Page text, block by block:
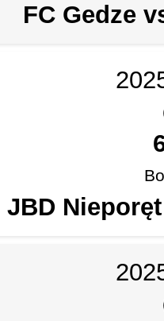
FC Gedze
JBD